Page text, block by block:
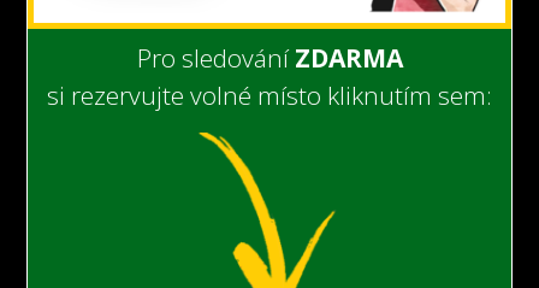
Pro sledováníZDARMA
si rezervujte volné místo kliknutím sem: